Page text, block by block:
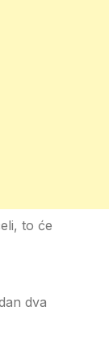
to će
dva